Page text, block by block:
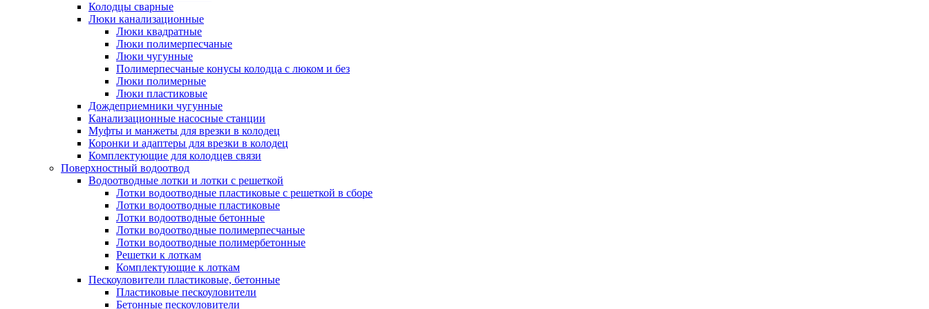
Колодцы сварные
Люки канализационные
Люки квадратные
Люки полимерпесчаные
Люки чугунные
Полимерпесчаные конусы колодца с люком и без
Люки полимерные
Люки пластиковые
Дождеприемники чугунные
Канализационные насосные станции
Муфты и манжеты для врезки в колодец
Коронки и адаптеры для врезки в колодец
Комплектующие для колодцев связи
Поверхностный водоотвод
Водоотводные лотки и лотки с решеткой
Лотки водоотводные пластиковые с решеткой в сборе
Лотки водоотводные пластиковые
Лотки водоотводные бетонные
Лотки водоотводные полимерпесчаные
Лотки водоотводные полимербетонные
Решетки к лоткам
Комплектующие к лоткам
Пескоуловители пластиковые, бетонные
Пластиковые пескоуловители
Бетонные пескоуловители